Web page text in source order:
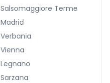
Salsomaggiore Terme
Madrid
Verbania
Vienna
Legnano
Sarzana